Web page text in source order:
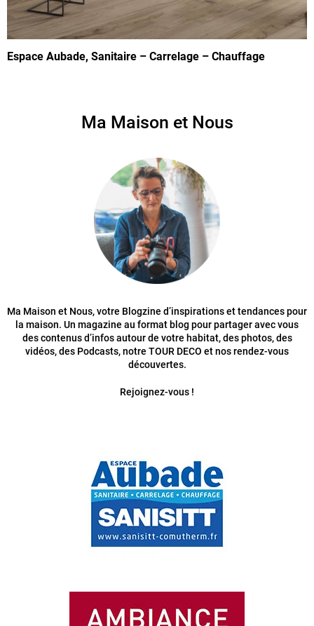
Espace Aubade, Sanitaire – Carrelage – Chauffage
Ma Maison et Nous
Ma Maison et Nous, votre Blogzine d’inspirations et tendances pour
la maison. Un magazine au format blog pour partager avec vous
des contenus d’infos autour de votre habitat, des photos, des
vidéos, des Podcasts, notre TOUR DECO et nos rendez-vous
découvertes.
Rejoignez-vous !